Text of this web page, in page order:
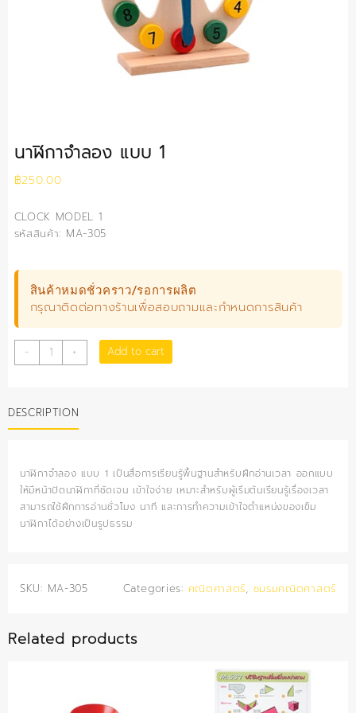
นาฬิกาจำลอง แบบ 1
฿250.00
CLOCK MODEL 1
รหัสสินค้า: MA-305
สินค้าหมดชั่วคราว/รอการผลิต
กรุณาติดต่อทางร้านเพื่อสอบถามและกำหนดการสินค้า
-
นาฬิกา
จำลอง
quantity
+ Add to cart
DESCRIPTION
นาฬิกาจำลอง แบบ 1 เป็นสื่อการเรียนรู้พื้นฐานสำหรับฝึกอ่านเวลา ออกแบบ
ให้มีหน้าปัดนาฬิกาที่ชัดเจน เข้าใจง่าย เหมาะสำหรับผู้เริ่มต้นเรียนรู้เรื่องเวลา
สามารถใช้ฝึกการอ่านชั่วโมง นาที และการทำความเข้าใจตำแหน่งของเข็ม
นาฬิกาได้อย่างเป็นรูปธรรม
SKU: MA-305 Categories: คณิตศาสตร์, ชมรมคณิตศาสตร์
Related products